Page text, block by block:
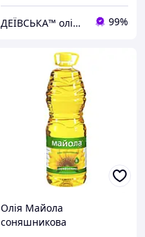
ДЕЇВСЬКА™ олійниця & ферма 99%
Олія Майола
соняшникова